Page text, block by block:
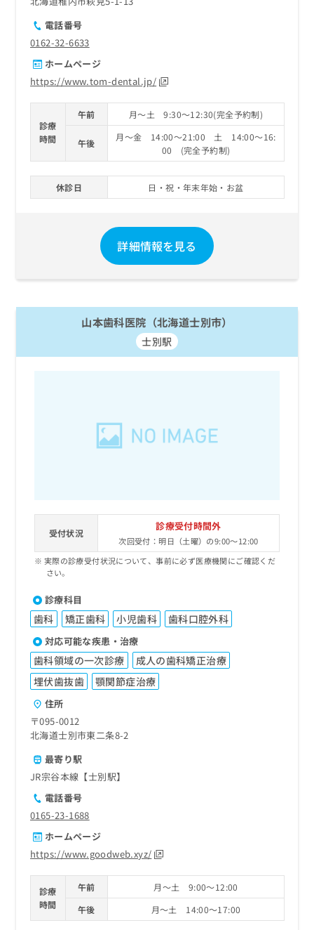
電話番号
0162-32-6633
ホームページ
https://www.tom-dental.jp/
診療
時間
午前 月～土 9:30～12:30(完全予約制)
午後
月～金 14:00～21:00 土 14:00～16:
00 (完全予約制)
休診日 日・祝・年末年始・お盆
詳細情報を見る
山本歯科医院（北海道士別市）
士別駅
受付状況
診療受付時間外
次回受付：明日（土曜）の9:00～12:00
実際の診療受付状況について、事前に必ず医療機関にご確認くだ
さい。
診療科目
歯科 矯正歯科 小児歯科 歯科口腔外科
対応可能な疾患・治療
歯科領域の一次診療
成人の歯科矯正治療
埋伏歯抜歯
顎関節症治療
住所
〒095-0012
北海道士別市東二条8-2
最寄り駅
JR宗谷本線【士別駅】
電話番号
0165-23-1688
ホームページ
https://www.goodweb.xyz/
診療
時間
午前
月～土 9:00～12:00
午後
月～土 14:00～17:00